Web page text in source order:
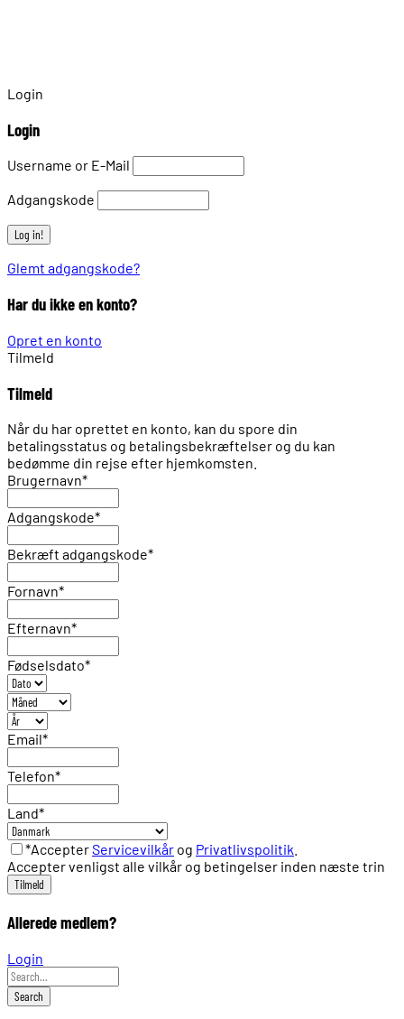
Login
Login
Username or E-Mail
Adgangskode
Glemt adgangskode?
Har du ikke en konto?
Opret en konto
Tilmeld
Tilmeld
Når du har oprettet en konto, kan du spore din
betalingsstatus og betalingsbekræftelser og du kan
bedømme din rejse efter hjemkomsten.
Brugernavn*
Adgangskode*
Bekræft adgangskode*
Fornavn*
Efternavn*
Fødselsdato*
Email*
Telefon*
Land*
*AccepterServicevilkår og Privatlivspolitik
Accepter venligst alle vilkår og betingelser inden næste trin
Allerede medlem?
Login